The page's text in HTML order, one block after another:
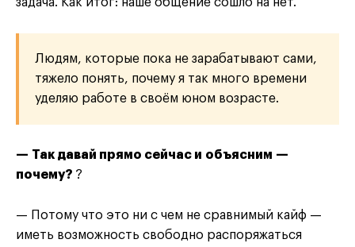
Людям, которые пока не зарабатывают сами,
тяжело понять, почему я так много времени
уделяю работе в своём юном возрасте.
— Так давай прямо сейчас и объясним —
почему? ?
— Потому что это ни с чем не сравнимый кайф —
иметь возможность свободно распоряжаться